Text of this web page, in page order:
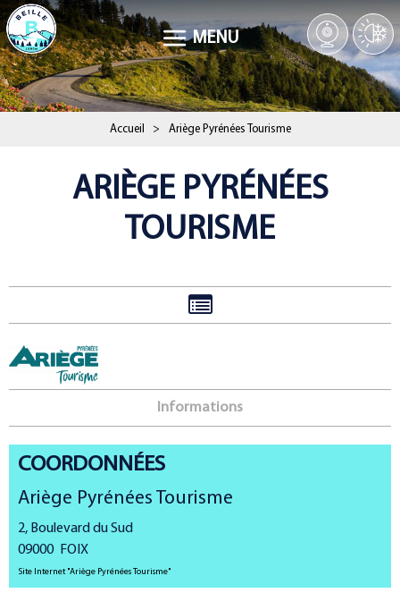
MENU
Accueil > Ariège Pyrénées Tourisme
ARIÈGE PYRÉNÉES
TOURISME
Informations
COORDONNÉES
Ariège Pyrénées Tourisme
2, Boulevard du Sud
09000 FOIX
Site Internet"Ariège Pyrénées Tourisme"